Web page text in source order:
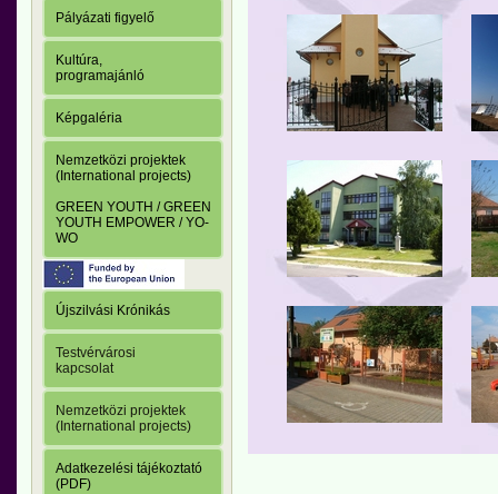
Pályázati figyelő
Kultúra,
programajánló
Képgaléria
Nemzetközi projektek
(International projects)
GREEN YOUTH / GREEN
YOUTH EMPOWER / YO-
WO
Újszilvási Krónikás
Testvérvárosi
kapcsolat
Nemzetközi projektek
(International projects)
Adatkezelési tájékoztató
(PDF)